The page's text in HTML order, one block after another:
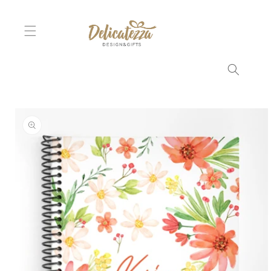
al contenido
información
del producto